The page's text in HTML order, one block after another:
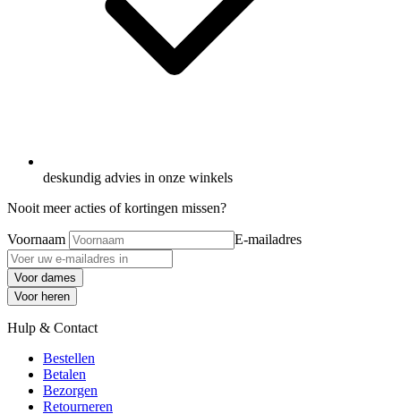
deskundig advies in onze winkels
Nooit meer acties of kortingen missen?
Voornaam E-mailadres
Voor dames
Voor heren
Hulp & Contact
Bestellen
Betalen
Bezorgen
Retourneren